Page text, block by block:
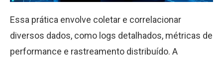
Essa prática envolve coletar e correlacionar
diversos dados, como logs detalhados, métricas de
performance e rastreamento distribuído. A